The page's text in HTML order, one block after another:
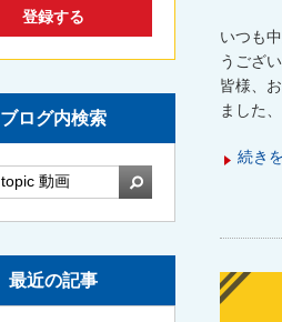
いつも
うござい
皆様、
ました
続き
ブログ内検索
検索
最近の記事